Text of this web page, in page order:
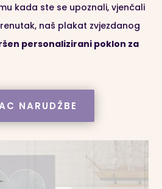
kada ste se upoznali, vjenčali
naš plakat zvjezdanog
personalizirani poklon za
NARUDŽBE